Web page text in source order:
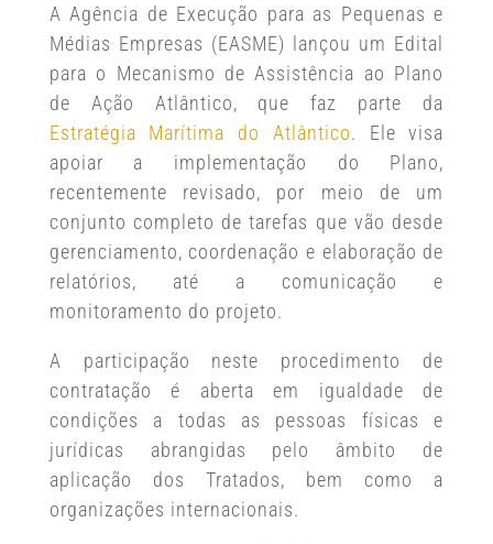
A Agência de Execução para as Pequenas e
Médias Empresas (EASME) lançou um Edital
para o Mecanismo de Assistência ao Plano
de Ação Atlântico, que faz parte da
Estratégia Marítima do Atlântico. Ele visa
apoiar a implementação do Plano,
recentemente revisado, por meio de um
conjunto completo de tarefas que vão desde
gerenciamento, coordenação e elaboração de
relatórios, até a comunicação e
monitoramento do projeto.
A participação neste procedimento de
contratação é aberta em igualdade de
condições a todas as pessoas físicas e
jurídicas abrangidas pelo âmbito de
aplicação dos Tratados, bem como a
organizações internacionais.